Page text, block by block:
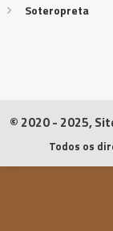
Soteropreta
© 2020 - 2025,
Todos os